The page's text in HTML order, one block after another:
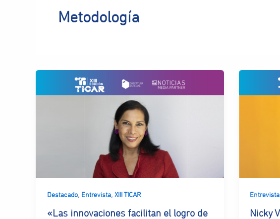
Metodología
Destacado, Entrevista, XIII TICAR
«Las innovaciones facilitan el logro de
Entrevista
Nicky